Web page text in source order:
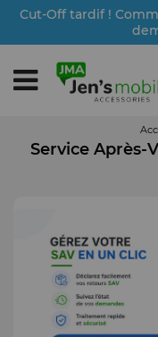
Cut-Off tardif !
Service Après-